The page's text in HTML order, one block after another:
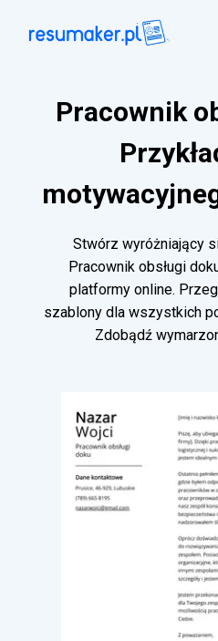
Pracownik
Stwórz wyróżniający
Pracownik obsługi
platformy online.
szablony dla wszystkich
Zdobądź